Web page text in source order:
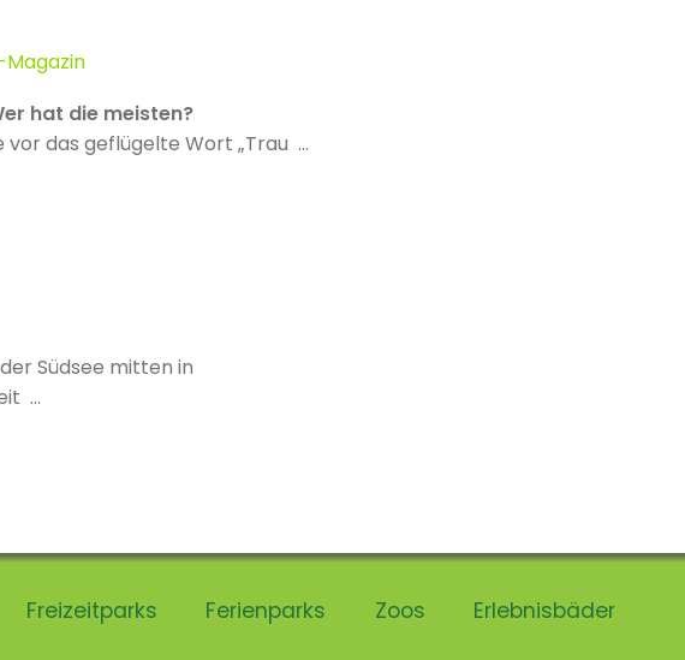
hat die meisten?
vor das geflügelte Wort „Trau ...
Südsee mitten in
...
Freizeitparks Ferienparks Zoos Erlebnisbäder